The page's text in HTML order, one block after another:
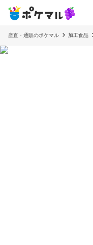
産直・通販のポケマル 加工食品